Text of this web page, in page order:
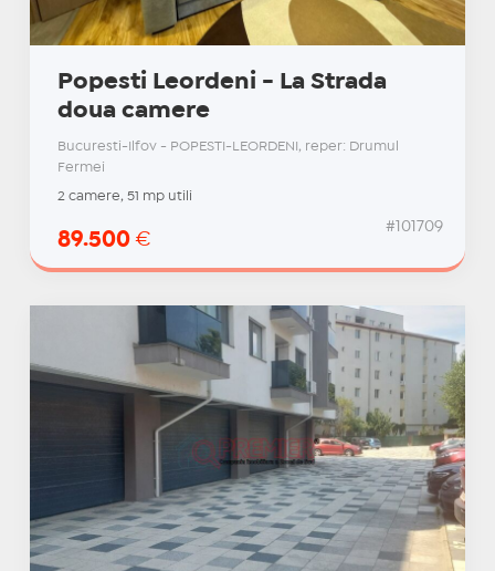
Popesti Leordeni - La Strada
doua camere
Bucuresti-Ilfov - POPESTI-LEORDENI, reper: Drumul
Fermei
2 camere, 51 mp utili
89.500 €
#101709